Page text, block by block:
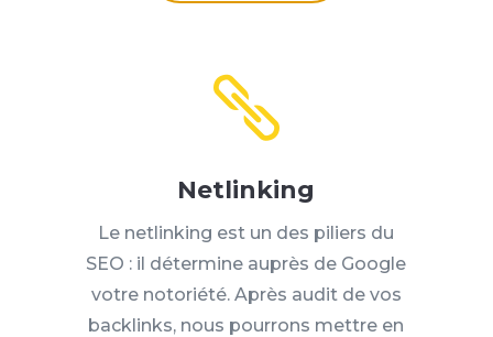

Netlinking
Le netlinking est un des piliers du
SEO : il détermine auprès de Google
votre notoriété. Après audit de vos
backlinks, nous pourrons mettre en